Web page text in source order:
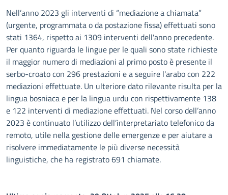
Nell’anno 2023 gli interventi di “mediazione a chiamata”
(urgente, programmata o da postazione fissa) effettuati sono
stati 1364, rispetto ai 1309 interventi dell'anno precedente.
Per quanto riguarda le lingue per le quali sono state richieste
il maggior numero di mediazioni al primo posto è presente il
serbo-croato con 296 prestazioni e a seguire l'arabo con 222
mediazioni effettuate. Un ulteriore dato rilevante risulta per la
lingua bosniaca e per la lingua urdu con rispettivamente 138
e 122 interventi di mediazione effettuati. Nel corso dell’anno
2023 è continuato l’utilizzo dell’interpretariato telefonico da
remoto, utile nella gestione delle emergenze e per aiutare a
risolvere immediatamente le più diverse necessità
linguistiche, che ha registrato 691 chiamate.